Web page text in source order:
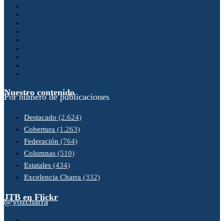
Nuestro contenido
Por número de publicaciones
Destacado (2.624)
Cobertura (1.263)
Federación (764)
Columnas (510)
Estatales (434)
Excelencia Charra (332)
JTB en Flickr
@vozcharra